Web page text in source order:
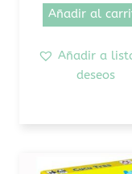
Añadir al
Añadir a
deseos